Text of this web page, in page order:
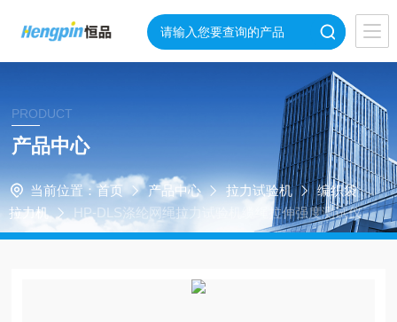
PRODUCT
产品中心
当前位置： 首页 产品中心 拉力试验机
编织袋
拉力机
HP-DLS涤纶网绳拉力试验机缆绳拉伸强度测试仪